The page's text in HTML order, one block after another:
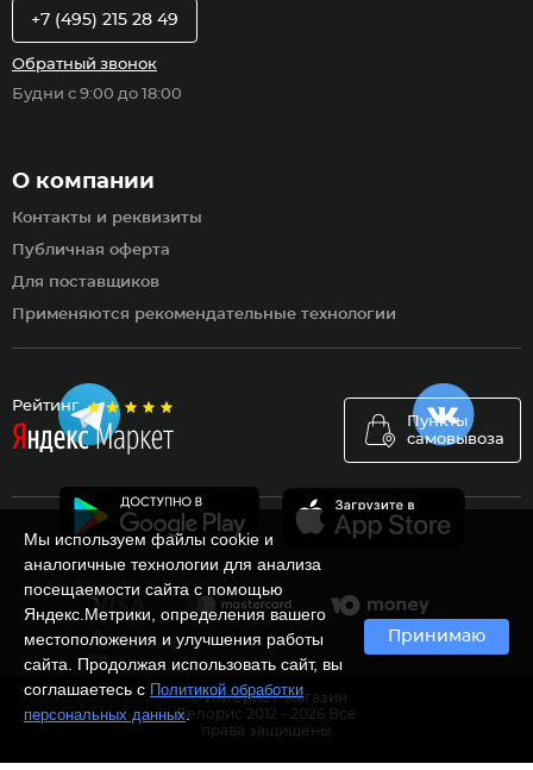
Рейтинг
Пункты
самовывоза
О компании
Контакты и реквизиты
Публичная оферта
Для поставщиков
Применяются рекомендательные технологии
+7 (495) 215 28 49
Обратный звонок
Будни с 9:00 до 18:00
Мы используем файлы cookie и
аналогичные технологии для анализа
посещаемости сайта с помощью
Яндекс.Метрики, определения вашего
местоположения и улучшения работы
сайта. Продолжая использовать сайт, вы
соглашаетесь с Политикой обработки
персональных данных.
Принимаю
Ⓒ Интернет-магазин
Белорис 2012 - 2026 Все
права защищены